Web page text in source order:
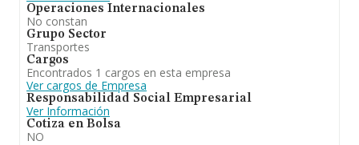
Operaciones Internacionales
No constan
Grupo Sector
Transportes
Cargos
Encontrados 1 cargos en esta empresa
Ver cargos de Empresa
Responsabilidad Social Empresarial
Ver Información
Cotiza en Bolsa
NO